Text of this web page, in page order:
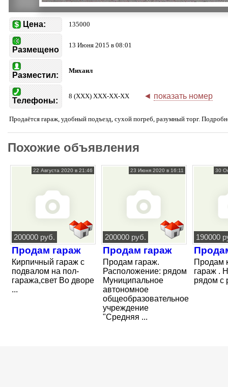
Цена: 135000
Размещено
13 Июня 2015 в 08:01
Разместил:
Михаил
Телефоны:
8 (XXX) XXX-XX-XX ◄ показать номер
Продаётся гараж, удобный подъезд, сухой погреб, разумный торг.
Похожие объявления
22 Августа 2020 в 21:46
200000 руб.
Продам гараж
Кирпичный гараж с
подвалом на пол-
гаража,свет Во дворе
...
23 Июня 2020 в 16:11
200000 руб.
Продам гараж
Продам гараж.
Расположение: рядом
Муниципальное
автономное
общеобразовательное
учреждение
"Средняя ...
30
190000
Продам
гараж .
рядом с